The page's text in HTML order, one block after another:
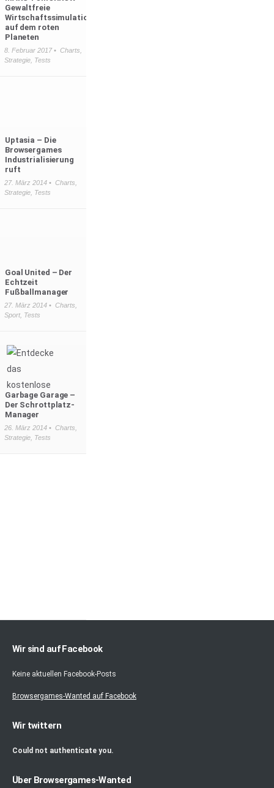
Gewaltfreie
Wirtschaftssimulation
auf dem roten
Planeten
8. Februar 2017 • Charts
Strategie, Tests
Uptasia – Die
Browsergames
Industrialisierung
ruft
27. März 2014 • Charts
Strategie, Tests
Goal United – Der
Echtzeit
Fußballmanager
27. März 2014 • Charts
Sport, Tests
Garbage Garage –
Der Schrottplatz-
Manager
26. März 2014 • Charts
Strategie, Tests
Wir sind auf Facebook
Keine aktuellen Facebook-Posts
Browsergames-Wanted auf Facebook
Wir twittern
Could not authenticate you.
Über Browsergames-Wanted